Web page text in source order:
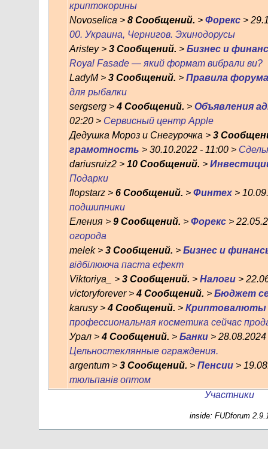
криптокорины
Novoselica > 8 Сообщений. > Форекс>
00. Украина, Чернигов. Эхинодорусы
Aristey > 3 Сообщений. > Бизнес и
Royal Fasade — який формат вибрали ви?
LadyM > 3 Сообщений. > Правила форума
для рыбалки
sergserg >4 Сообщений. > Объявления
02:20 > Сервисный центр Apple
Дедушка Мороз и Снегурочка > 3
грамотность > 30.10.2022 - 11:00 >
dariusruiz2 > 10 Сообщений. >
Подарки
flopstarz > 6 Сообщений. > Финтех>
подшипники
Еления > 9 Сообщений. > Форекс>
огорода
melek > 3 Сообщений. > Бизнес и
відбілююча паста ефект
Viktoriya_ > 3 Сообщений. > Налоги>
victoryforever >4 Сообщений. > Бюджет
karusy >4 Сообщений. > Криптовалюты
профессиональная косметика сейчас
Урал >4 Сообщений. > Банки>
Цельностеклянные ограждения.
argentum > 3 Сообщений. > Пенсии>
тюльпанів оптом
Участники
inside: FUDforum